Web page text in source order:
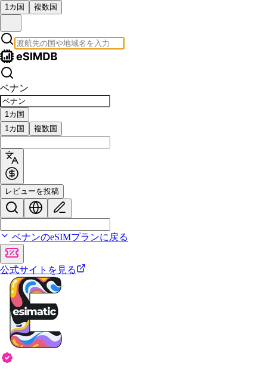
1カ国 複数国
ベナン
1カ国
1カ国
複数国
レビューを投稿
ベナンのeSIMプランに戻る
公式サイトを見る